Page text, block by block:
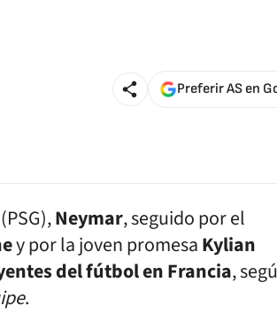
Preferir AS en
Neymar, seguido por el
y por la joven promesaKylian
del fútbol en Francia,
.